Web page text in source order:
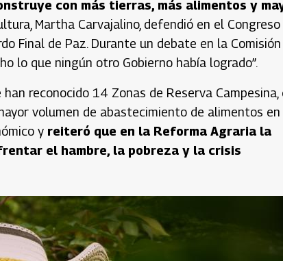
con más tierras, más alimentos y
Martha Carvajalino, defendió en el
Final de Paz. Durante un debate en la
lo que ningún otro Gobierno había logrado”.
reconocido 14 Zonas de Reserva Campesina,
volumen de abastecimiento de alimentos
y reiteró que en la Reforma Agraria la
el hambre, la pobreza y la crisis